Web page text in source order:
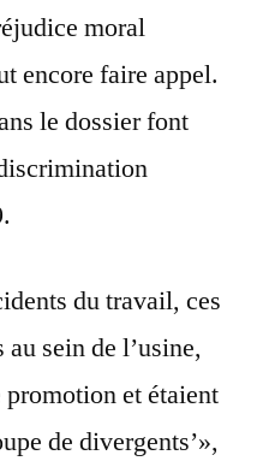
moral
encore faire appel.
le dossier font
du travail, ces
sein de l’usine,
et étaient
de divergents’»,